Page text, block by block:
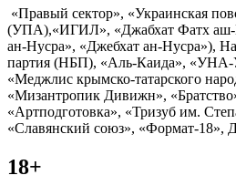
«Правый сектор», «Украинская
(УПА),«ИГИЛ», «Джабхат Фатх
ан-Нусра», «Джебхат ан-Нусра»),
партия (НБП), «Аль-Каида»,
«Меджлис крымско-татарского
«Мизантропик Дивижн»,
«Артподготовка», «Тризуб им.
«Славянский союз», «Формат-18»,
18+